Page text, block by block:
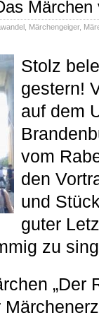
Märchengeiger,
Stolz
gestern!
auf dem
vom
den
und
guter
zu
„Der